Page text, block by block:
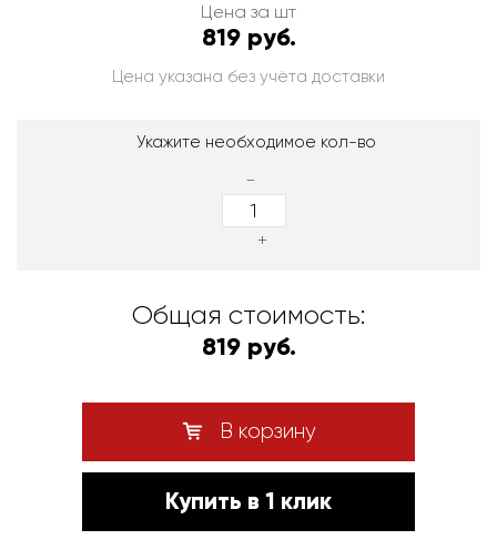
Цена за шт
819 руб.
Цена указана без учёта доставки
Укажите необходимое кол-во
-
+
Общая стоимость:
819 руб.
В корзину
Купить в 1 клик